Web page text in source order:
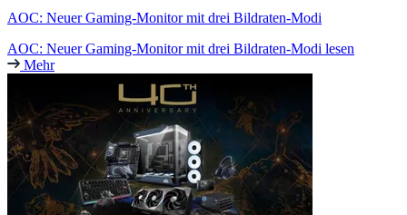
AOC: Neuer Gaming-Monitor mit drei Bildraten-Modi
AOC: Neuer Gaming-Monitor mit drei Bildraten-Modi lesen
Mehr